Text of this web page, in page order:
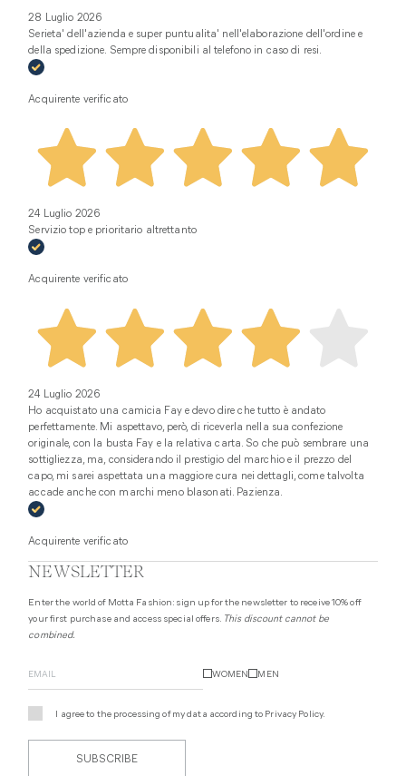
28 Luglio 2026
Serieta' dell'azienda e super puntualita' nell'elaborazione dell'ordine e
della spedizione. Sempre disponibili al telefono in caso di resi.
Acquirente verificato
24 Luglio 2026
Servizio top e prioritario altrettanto
Acquirente verificato
24 Luglio 2026
Ho acquistato una camicia Fay e devo dire che tutto è andato
perfettamente. Mi aspettavo, però, di riceverla nella sua confezione
originale, con la busta Fay e la relativa carta. So che può sembrare una
sottigliezza, ma, considerando il prestigio del marchio e il prezzo del
capo, mi sarei aspettata una maggiore cura nei dettagli, come talvolta
accade anche con marchi meno blasonati. Pazienza.
Acquirente verificato
NEWSLETTER
Enter the world of Motta Fashion: sign up for the newsletter to receive 10% off
your first purchase and access special offers. This discount cannot be
combined.
WOMEN MEN
I agree to the processing of my data according to Privacy Policy.
SUBSCRIBE